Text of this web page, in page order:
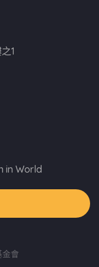
1
in World
會